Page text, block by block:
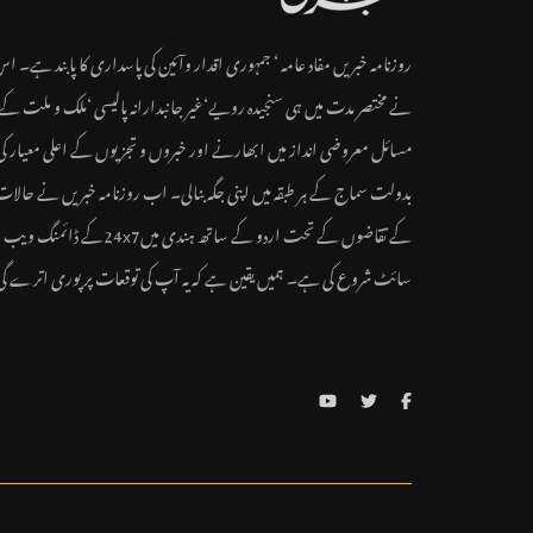
روزنامہ خبریں مفاد عامہ ‘ جمہوری اقدار وآئین کی پاسداری کا پابند ہے۔
نے مختصر مدت میں ہی سنجیدہ رویے‘غیر جانبدارانہ پالیسی ‘ملک و ملت
مسائل معروضی انداز میں ابھارنے اور خبروں و تجزیوں کے اعلی معیار
بدولت سماج کے ہر طبقہ میں اپنی جگہ بنالی۔ اب روزنامہ خبریں نے
کے تقاضوں کے تحت اردو کے ساتھ ہندی میں24x7کے ڈائمنگ ویب
سائٹ شروع کی ہے۔ ہمیں یقین ہے کہ یہ آپ کی توقعات پر پوری اترے